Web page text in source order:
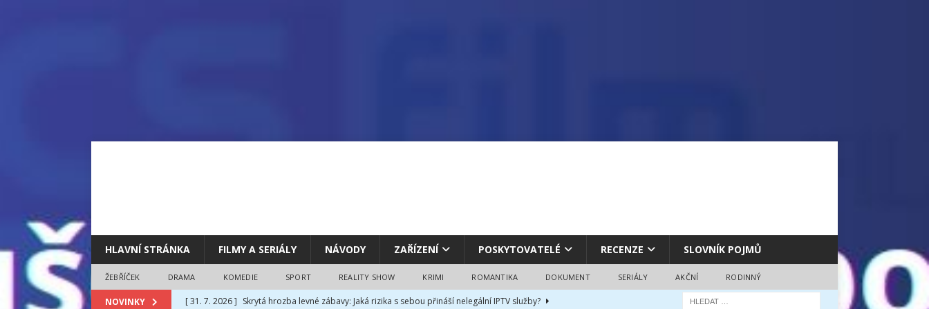
HLAVNÍ STRÁNKA FILMY A SERIÁLY NÁVODY ZAŘÍZENÍ POSKYTOVATELÉ RECENZE SLOVNÍK POJMŮ
ŽEBŘÍČEK DRAMA KOMEDIE SPORT REALITY SHOW KRIMI ROMANTIKA DOKUMENT SERIÁLY AKČNÍ RODINNÝ
NOVINKY [ 31. 7. 2026 ] Skrytá hrozba levné zábavy: Jaká rizika s sebou přináší nelegální IPTV služby?